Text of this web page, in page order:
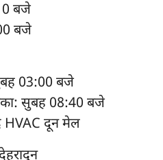
बजे
बजे
03:00 बजे
सुबह 08:40 बजे
HVAC दून मेल